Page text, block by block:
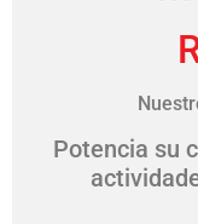
Potencia su